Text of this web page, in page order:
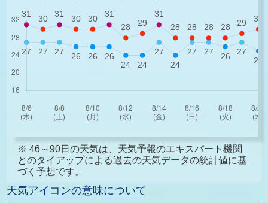
※ 46～90日の天気は、天気予報のエキスパート機関
とのタイアップによる過去の天気データの統計値に基
づく予想です。
天気アイコンの意味について